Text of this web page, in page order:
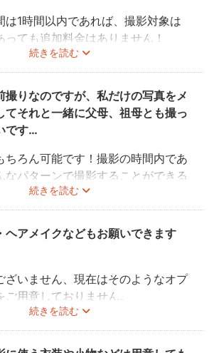
続きを読む
は1時間以内であれば、撮影対象は
っても追加料金はありません！
だち同士で素敵な思い出を残してく
撮りなのですが、私だけの写真をメ
てそれと一緒に父母、祖母とも撮っ
です…
続きを読む
ちろん可能です！撮影の時間内であ
なパターンで撮影することができる
ひフォトグラファーさんに相談して
さいね。
ヘアメイクなどもお願いできます
続きを読む
ざいません、現在はそのようなオプ
ご用意しておりません。